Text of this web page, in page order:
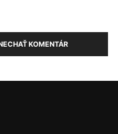
KOMENTÁR